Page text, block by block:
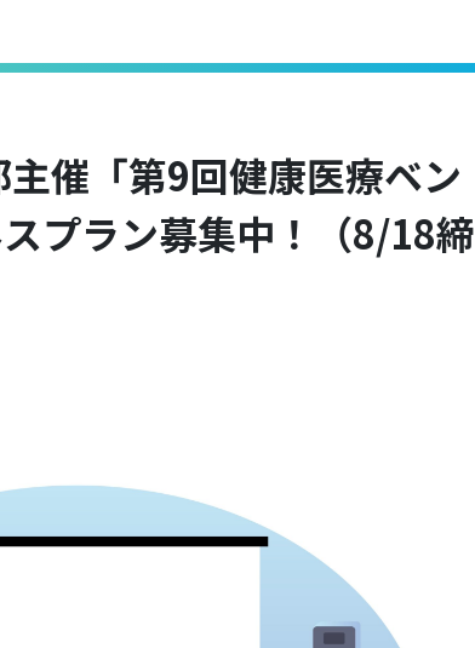
催「第9回健康医療ベン
プラン募集中！（8/18締